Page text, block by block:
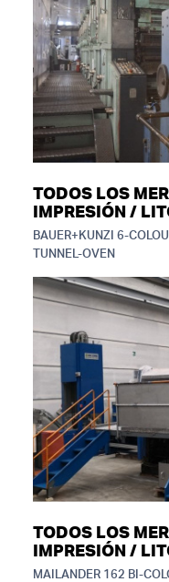
TODOS LOS
IMPRESIÓN /
BAUER+KUNZI 6-
TUNNEL-OVEN
TODOS LOS
IMPRESIÓN /
MAILANDER 162 BI-